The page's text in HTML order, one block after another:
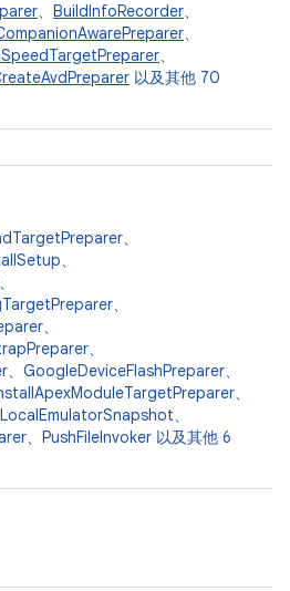
、 BuildInfoRecorder、
、
、
以及其他 70
、
、
、
、
、
、
、GoogleDeviceFlashPreparer、
、
、
、PushFileInvoker 以及其他 6